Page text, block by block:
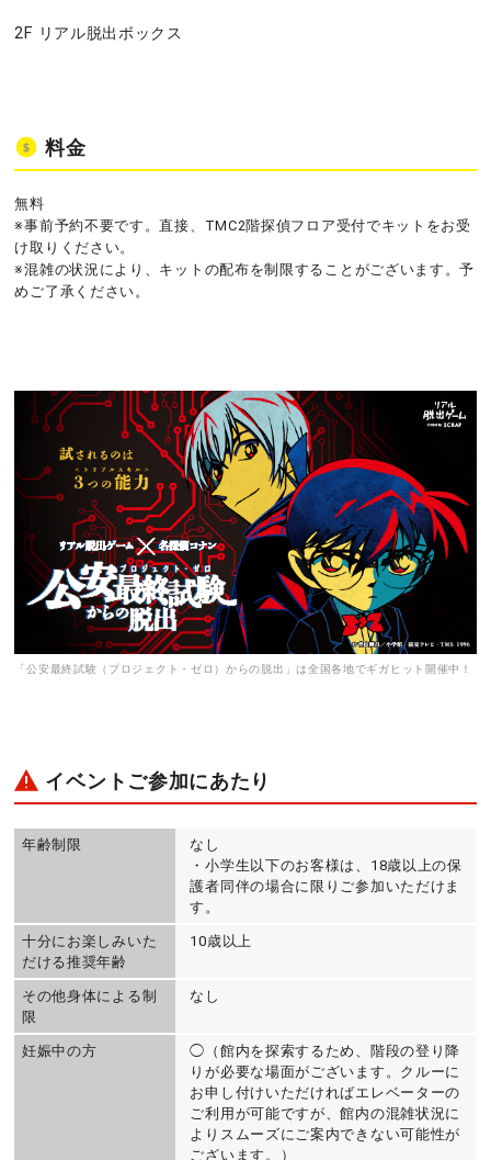
2F リアル脱出ボックス
料金
無料
※事前予約不要です。直接、TMC2階探偵フロア受付でキットをお受
け取りください。
※混雑の状況により、キットの配布を制限することがございます。予
めご了承ください。
「公安最終試験（プロジェクト・ゼロ）からの脱出」は全国各地でギガヒット開催中！
イベントご参加にあたり
年齢制限
なし
・小学生以下のお客様は、18歳以上の保
護者同伴の場合に限りご参加いただけま
す。
十分にお楽しみいた
だける推奨年齢
10歳以上
その他身体による制
限
なし
妊娠中の方
◯（館内を探索するため、階段の登り降
りが必要な場面がございます。クルーに
お申し付けいただければエレベーターの
ご利用が可能ですが、館内の混雑状況に
よりスムーズにご案内できない可能性が
ございます。）